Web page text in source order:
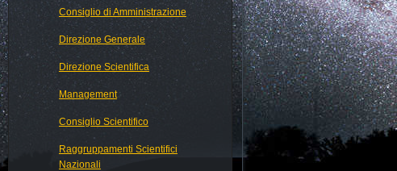
Consiglio di Amministrazione
Direzione Generale
Direzione Scientifica
Management
Consiglio Scientifico
Raggruppamenti Scientifici
Nazionali